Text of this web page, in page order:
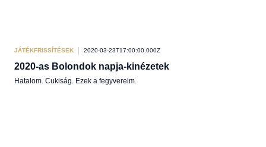
JÁTÉKFRISSÍTÉSEK 2020-03-23T17:00:00.000Z
2020-as Bolondok napja-kinézetek
Hatalom. Cukiság. Ezek a fegyvereim.